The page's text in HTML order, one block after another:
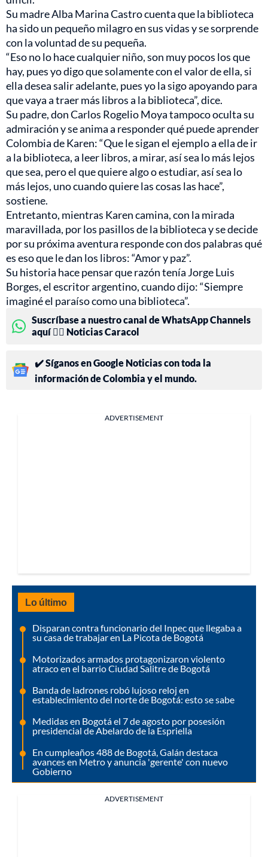
Su madre Alba Marina Castro cuenta que la biblioteca
ha sido un pequeño milagro en sus vidas y se sorprende
con la voluntad de su pequeña.
“Eso no lo hace cualquier niño, son muy pocos los que
hay, pues yo digo que solamente con el valor de ella, si
ella desea salir adelante, pues yo la sigo apoyando para
que vaya a traer más libros a la biblioteca”, dice.
Su padre, don Carlos Rogelio Moya tampoco oculta su
admiración y se anima a responder qué puede aprender
Colombia de Karen: “Que le sigan el ejemplo a ella de ir
a la biblioteca, a leer libros, a mirar, así sea lo más lejos
que sea, pero el que quiere algo o estudiar, así sea lo
más lejos, uno cuando quiere las cosas las hace”,
sostiene.
Entretanto, mientras Karen camina, con la mirada
maravillada, por los pasillos de la biblioteca y se decide
por su próxima aventura responde con dos palabras qué
es eso que le dan los libros: “Amor y paz”.
Su historia hace pensar que razón tenía Jorge Luis
Borges, el escritor argentino, cuando dijo: “Siempre
imaginé el paraíso como una biblioteca”.
Suscríbase a nuestro canal de WhatsApp Channels
aquí 👉🏻 Noticias Caracol
✔️ Síganos en Google Noticias con toda la
información de Colombia y el mundo.
ADVERTISEMENT
Lo último
Disparan contra funcionario del Inpec que llegaba a
su casa de trabajar en La Picota de Bogotá
Motorizados armados protagonizaron violento
atraco en el barrio Ciudad Salitre de Bogotá
Banda de ladrones robó lujoso reloj en
establecimiento del norte de Bogotá: esto se sabe
Medidas en Bogotá el 7 de agosto por posesión
presidencial de Abelardo de la Espriella
En cumpleaños 488 de Bogotá, Galán destaca
avances en Metro y anuncia 'gerente' con nuevo
Gobierno
ADVERTISEMENT